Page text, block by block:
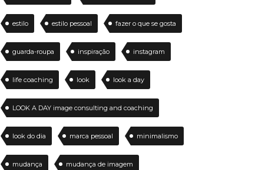
estilo estilo pessoal fazer o que se gosta
guarda-roupa inspiração instagram
life coaching look look a day
LOOK A DAY image consulting and coaching
look do dia marca pessoal minimalismo
mudança mudança de imagem